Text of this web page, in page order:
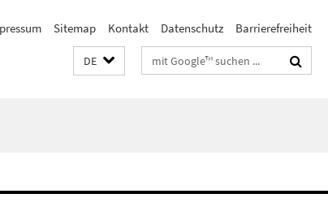
Sitemap Kontakt Datenschutz Barrierefreiheit
DE Suchbegriffe